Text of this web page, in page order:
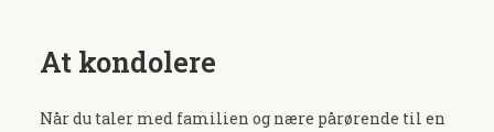
At kondolere
Når du taler med familien og nære pårørende til en